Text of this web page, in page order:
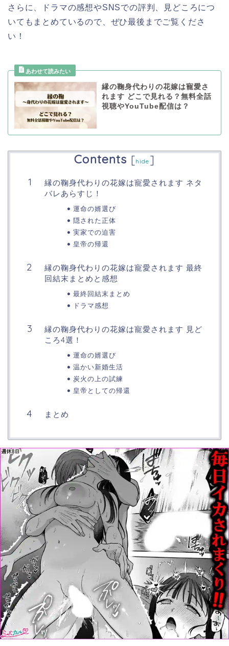
さらに、ドラマの感想やSNSでの評判、見どころにつ
いてもまとめているので、ぜひ最後までご覧くださ
い！
縁の鞠身代わりの花嫁は寵愛さ
れます どこで見れる？無料全話
視聴やYouTube配信は？
Contents [hide ]
縁の鞠身代わりの花嫁は寵愛されます ネタ
バレあらすじ！
運命の婿選び
隠された正体
実家での迫害
皇帝の帰還
縁の鞠身代わりの花嫁は寵愛されます 最終
回結末まとめと感想
最終回結末まとめ
ドラマ感想
縁の鞠身代わりの花嫁は寵愛されます 見ど
ころ4選！
運命の婿選び
温かい新婚生活
炭火の上の試練
皇帝としての帰還
まとめ